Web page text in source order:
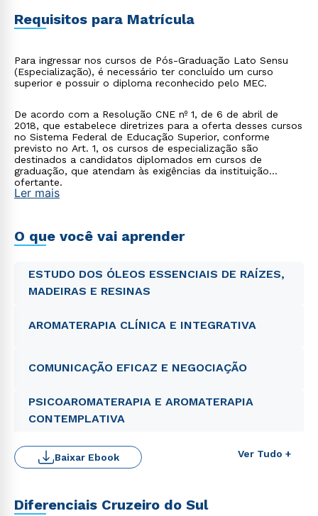
Requisitos para Matrícula
Para ingressar nos cursos de Pós-Graduação Lato Sensu
(Especialização), é necessário ter concluído um curso
superior e possuir o diploma reconhecido pelo MEC.
De acordo com a Resolução CNE nº 1, de 6 de abril de
2018, que estabelece diretrizes para a oferta desses cursos
no Sistema Federal de Educação Superior, conforme
previsto no Art. 1, os cursos de especialização são
destinados a candidatos diplomados em cursos de
graduação, que atendam às exigências da instituição
ofertante.
Ler mais
O que você vai aprender
ESTUDO DOS ÓLEOS ESSENCIAIS DE RAÍZES,
MADEIRAS E RESINAS
AROMATERAPIA CLÍNICA E INTEGRATIVA
COMUNICAÇÃO EFICAZ E NEGOCIAÇÃO
PSICOAROMATERAPIA E AROMATERAPIA
CONTEMPLATIVA
Ver Tudo +
Baixar Ebook
Diferenciais Cruzeiro do Sul
Rápido e fácil